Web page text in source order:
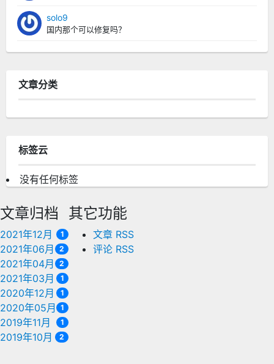
solo9
国内那个可以修复吗？
文章分类
标签云
没有任何标签
文章归档
2021年12月 1
2021年06月 2
2021年04月 2
2021年03月 1
2020年12月 1
2020年05月 1
2019年11月 1
2019年10月 2
其它功能
文章 RSS
评论 RSS